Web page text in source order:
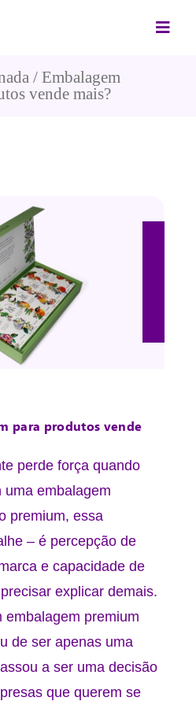
Embalagem
vende mais?
para produtos vende
perde força quando
uma embalagem
premium, essa
– é percepção de
e capacidade de
explicar demais.
embalagem premium
de ser apenas uma
a ser uma decisão
que querem se